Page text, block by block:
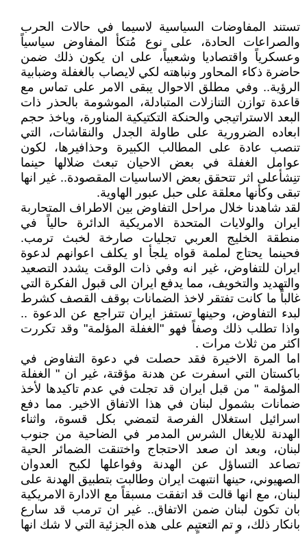
تستند المفاوضات السياسية لاسيما في حالات الحرب
والصراعات الحادة، على نوع مُتكأ المفاوض سياسياً
وعسكرياً واقتصاديا وشعبياً، على ان يكون ذلك ضمن
حاضرة ذكاء المحاور ونباهته لكي لايصاب بالغفلة وضبابية
الرؤية.. وفي مطلق الاحوال يبقى الامر على تماس مع
قاعدة توازن التنازلات المتبادلة، الموشومة بالحذر ذات
البعد الاستراتيجي والحنكة التكتيكية المناورة، وياخذ حجم
ابعاده الضرورية على طاولة الجدل والنقاشات، التي
تنصب عادة على المطالب الكبيرة وحذافيرها، لكون
عوامل الغفلة في بعض الاحيان تبعث ضلالها حينما
تنِشأعلى اثر تتحقق بعض الاساسيات المقصودة.. غير انها
تبقى وكأنها معلقة على حبل عبور الهاوية.
لقد شاهدنا خلال مراحل التفاوض بين الاطراف المتحاربة
ايران والولايات المتحدة الامريكية الدائرة حالياً في
منطقة الخليج العربي تجليات صارخة لخبث ترمب.
فحينما يحتاج لملمة قواه يلجأ او يكلف اعوانهم لدعوة
ايران للتفاوض، غير انه وفي ذات الوقت يشدد التصعيد
والتهديد والتخويف، مما يدفع ايران الى قبول الفكرة التي
غالباً ما كانت تفتقر لاخذ الضمانات بوقف القصف كشرط
لبدء التفاوض، وحينها تستفز ايران تتراجع عن الدعوة ..
واذا تطلب ذلك وصفاً فهو "الغفلة المؤلمة" وقد تكررت
اكثر من ثلاث مرات .
اما المرة الاخيرة فقد حصلت في دعوة التفاوض في
باكستان التي اسفرت عن هدنة مؤقتة، غير ان " الغفلة
المؤلمة " من قبل ايران قد تجلت في عدم تاكيدها لأخذ
ضمانات بشمول لبنان في هذا الاتفاق الاخير. مما دفع
اسرائيل استغلال الفرصة لتمضي بكل قسوة، واثناء
الهدنة للايغال الشرس المدمر في الضاحية من جنوب
لبنان، وبعد ان صعد الاحتجاج واختنقت الضمائر الحية
تصاعد التساؤل عن الهدنة وفواعلها لكبح العدوان
الصهيوني، حينها انتبهت ايران وطالبت بتطبيق الهدنة على
لبنان، مع انها قالت قد اتفقت مسبقاً مع الادارة الامريكية
بان تكون لبنان ضمن الاتفاق.. غير ان ترمب قد سارع
بانكار ذلك، و تم التعتيم على هذه الجزئية التي لا شك انها